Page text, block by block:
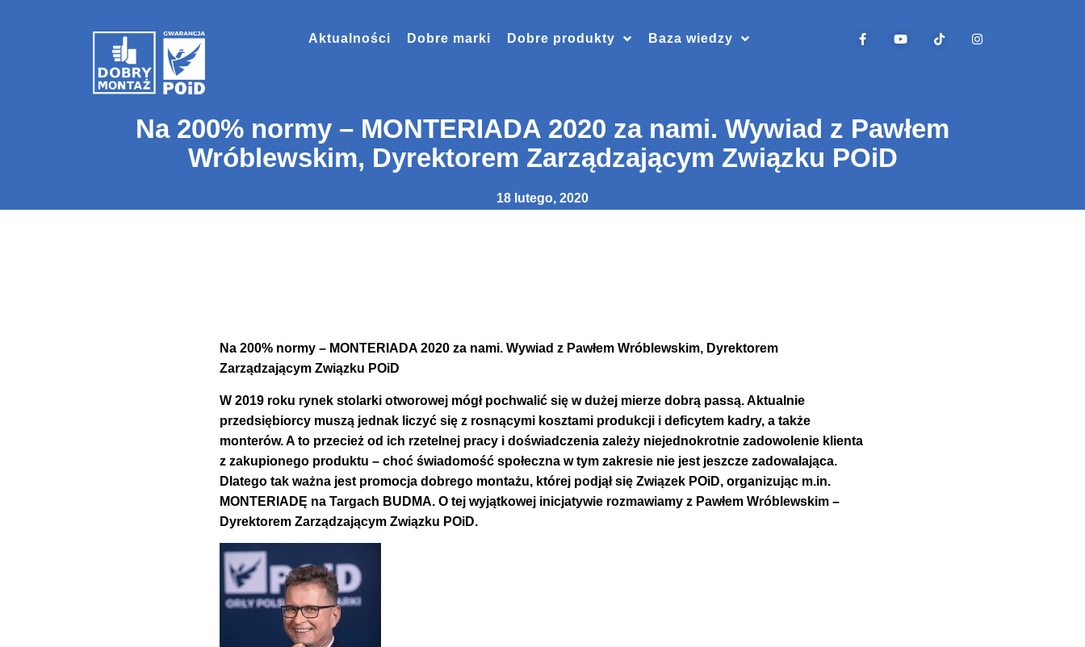
Aktualności Dobre marki Dobre produkty Baza wiedzy
Na 200% normy – MONTERIADA 2020 za nami. Wywiad z Pawłem
Wróblewskim, Dyrektorem Zarządzającym Związku POiD
18 lutego, 2020
Na 200% normy – MONTERIADA 2020 za nami. Wywiad z Pawłem Wróblewskim, Dyrektorem
Zarządzającym Związku POiD
W 2019 roku rynek stolarki otworowej mógł pochwalić się w dużej mierze dobrą passą. Aktualnie
przedsiębiorcy muszą jednak liczyć się z rosnącymi kosztami produkcji i deficytem kadry, a także
monterów. A to przecież od ich rzetelnej pracy i doświadczenia zależy niejednokrotnie zadowolenie klienta
z zakupionego produktu – choć świadomość społeczna w tym zakresie nie jest jeszcze zadowalająca.
Dlatego tak ważna jest promocja dobrego montażu, której podjął się Związek POiD, organizując m.in.
MONTERIADĘ na Targach BUDMA. O tej wyjątkowej inicjatywie rozmawiamy z Pawłem Wróblewskim –
Dyrektorem Zarządzającym Związku POiD.